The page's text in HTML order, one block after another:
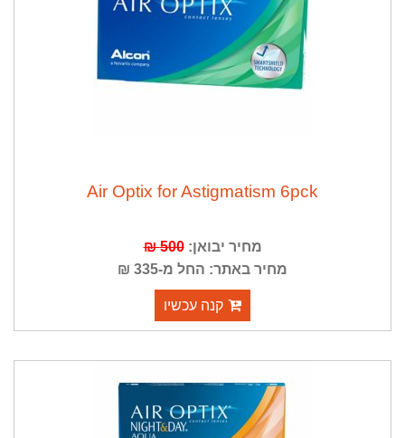
Air Optix for Astigmatism 6pck
מחיר יבואן:500 ₪
מחיר באתר: החל מ-335 ₪
קנה עכשיו